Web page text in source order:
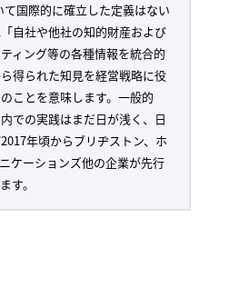
国際的に確立した定義はない
自社や他社の知的財産および
ィング等の各種情報を統合的
得られた知見を経営戦略に役
ことを意味します。一般的
での実践はまだ日が浅く、日
年頃からブリヂストン、ホ
ケーションズ他の企業が先行
す。